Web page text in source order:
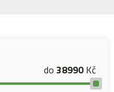
do 38990Kč